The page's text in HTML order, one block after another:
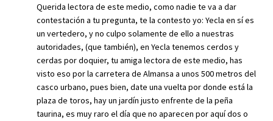
Querida lectora de este medio, como nadie te va a dar
contestación a tu pregunta, te la contesto yo: Yecla en sí es
un vertedero, y no culpo solamente de ello a nuestras
autoridades, (que también), en Yecla tenemos cerdos y
cerdas por doquier, tu amiga lectora de este medio, has
visto eso por la carretera de Almansa a unos 500 metros del
casco urbano, pues bien, date una vuelta por donde está la
plaza de toros, hay un jardín justo enfrente de la peña
taurina, es muy raro el día que no aparecen por aquí dos o